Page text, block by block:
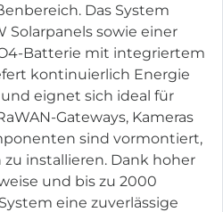
Das System
Solarpanels sowie einer
Batterie mit integriertem
kontinuierlich Energie
und eignet sich ideal für
Gateways, Kameras
sind vormontiert,
installieren. Dank hoher
und bis zu 2000
eine zuverlässige